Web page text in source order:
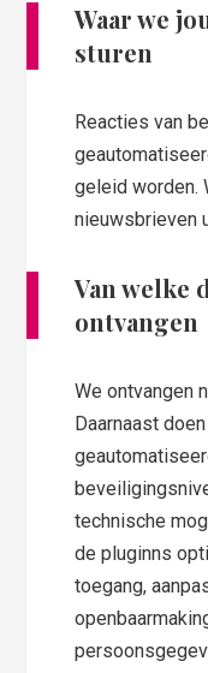
Waar we
sturen
Reacties van
geleid worden.
nieuwsbrieven
Van welke
ontvangen
We ontvangen
Daarnaast
technische
de pluginns
toegang,